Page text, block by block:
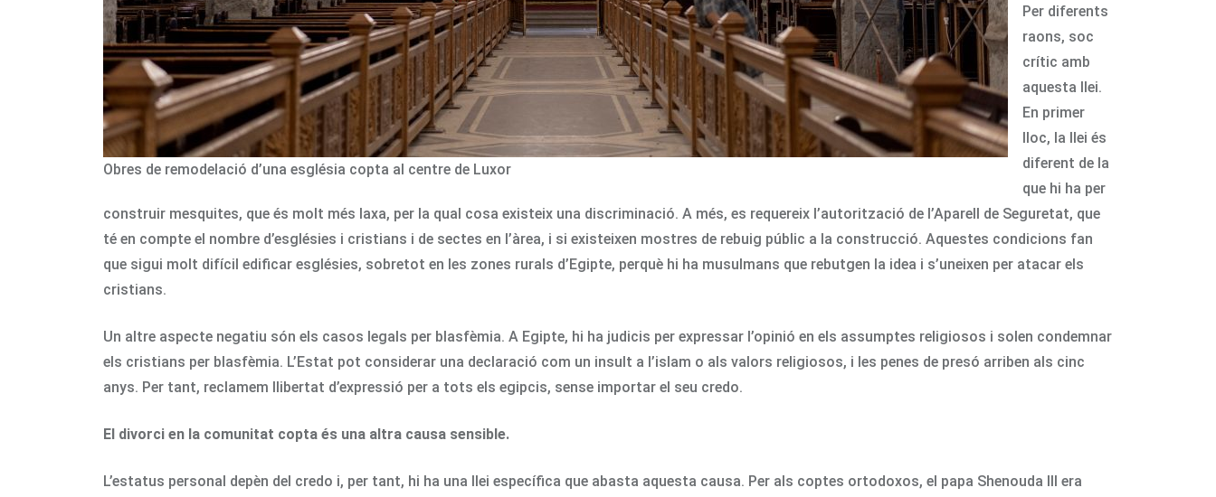
Obres de remodelació d’una església copta al centre de Luxor
Per diferents
raons, soc
crític amb
aquesta llei.
En primer
lloc, la llei és
diferent de la
que hi ha per
construir mesquites, que és molt més laxa, per la qual cosa existeix una discriminació. A més, es requereix l’autorització de l’Aparell de Seguretat, que
té en compte el nombre d’esglésies i cristians i de sectes en l’àrea, i si existeixen mostres de rebuig públic a la construcció. Aquestes condicions fan
que sigui molt difícil edificar esglésies, sobretot en les zones rurals d’Egipte, perquè hi ha musulmans que rebutgen la idea i s’uneixen per atacar els
cristians.
Un altre aspecte negatiu són els casos legals per blasfèmia. A Egipte, hi ha judicis per expressar l’opinió en els assumptes religiosos i solen condemnar
els cristians per blasfèmia. L’Estat pot considerar una declaració com un insult a l’islam o als valors religiosos, i les penes de presó arriben als cinc
anys. Per tant, reclamem llibertat d’expressió per a tots els egipcis, sense importar el seu credo.
El divorci en la comunitat copta és una altra causa sensible.
L’estatus personal depèn del credo i, per tant, hi ha una llei específica que abasta aquesta causa. Per als coptes ortodoxos, el papa Shenouda III era